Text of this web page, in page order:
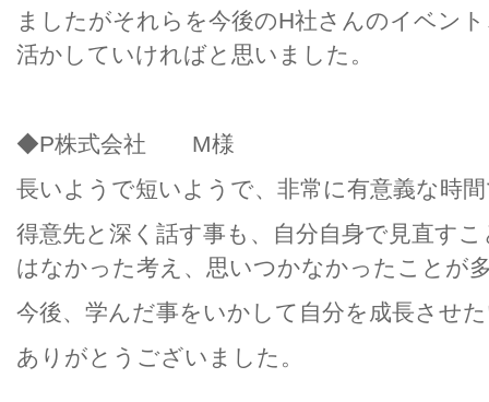
ましたがそれらを今後のH社さんのイベン
活かしていければと思いました。
◆P株式会社 M様
長いようで短いようで、非常に有意義な時
得意先と深く話す事も、自分自身で見直す
はなかった考え、思いつかなかったことが
今後、学んだ事をいかして自分を成長させ
ありがとうございました。